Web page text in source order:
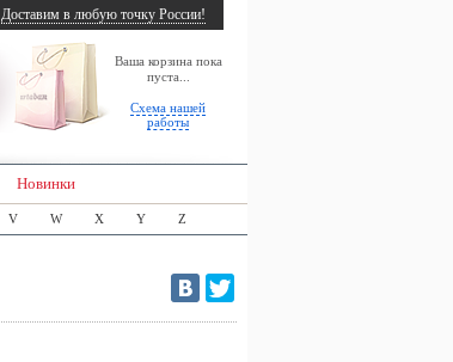
Ваша корзина пока
пуста...
Схема нашей
работы
Доставим в любую точку России!
Новинки
V W X Y Z